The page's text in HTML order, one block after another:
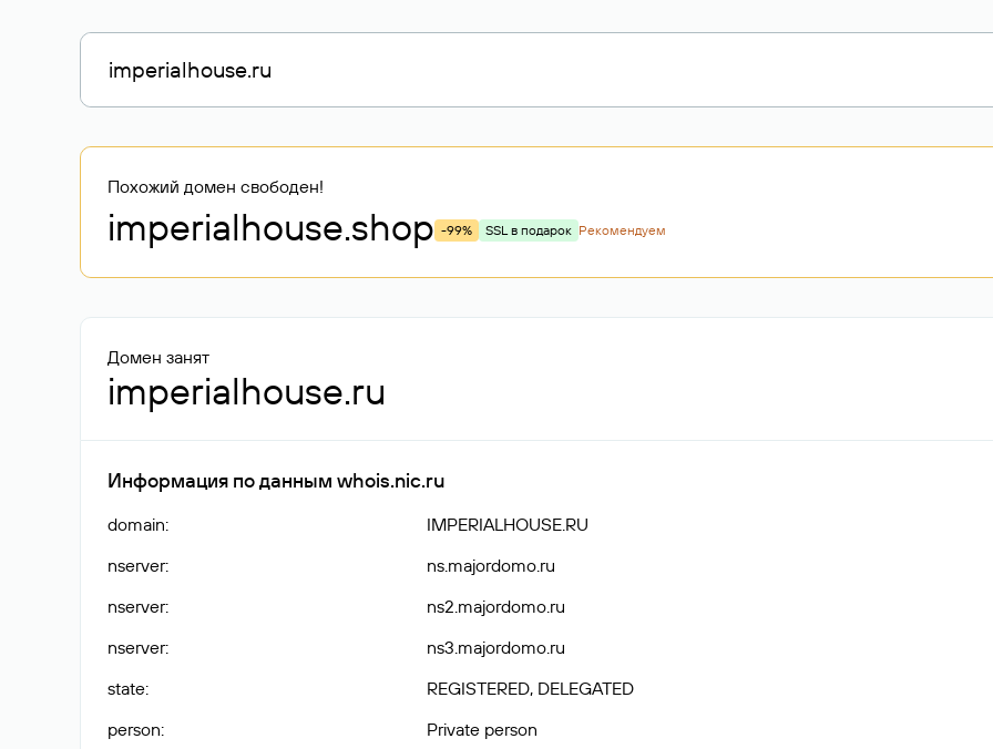
Похожий домен свободен!
imperialhouse.shop -99% SSL в подарок Рекомендуем
Домен занят
imperialhouse.ru
Информация по данным whois.nic.ru
domain:
IMPERIALHOUSE.RU
nserver:
ns.majordomo.ru
nserver:
ns2.majordomo.ru
nserver:
ns3.majordomo.ru
state:
REGISTERED, DELEGATED
person:
Private person